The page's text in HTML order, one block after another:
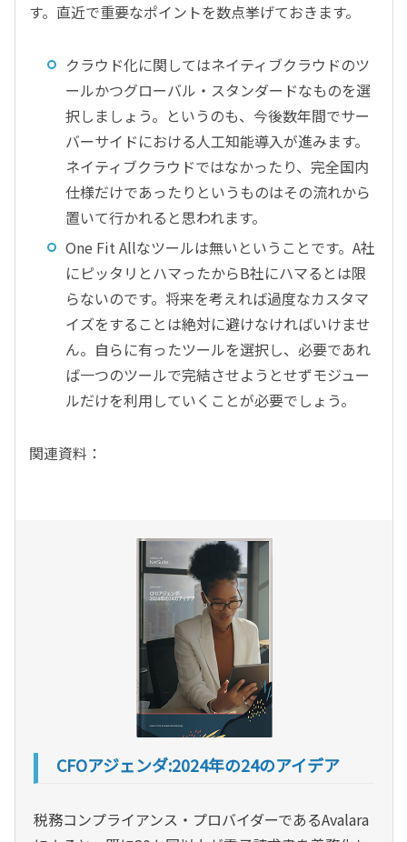
す。直近で重要なポイントを数点挙げておきます。
クラウド化に関してはネイティブクラウドのツ
ールかつグローバル・スタンダードなものを選
択しましょう。というのも、今後数年間でサー
バーサイドにおける人工知能導入が進みます。
ネイティブクラウドではなかったり、完全国内
仕様だけであったりというものはその流れから
置いて行かれると思われます。
One Fit Allなツールは無いということです。A社
にピッタリとハマったからB社にハマるとは限
らないのです。将来を考えれば過度なカスタマ
イズをすることは絶対に避けなければいけませ
ん。自らに有ったツールを選択し、必要であれ
ば一つのツールで完結させようとせずモジュー
ルだけを利用していくことが必要でしょう。
関連資料：
CFOアジェンダ:2024年の24のアイデア
税務コンプライアンス・プロバイダーであるAvalara